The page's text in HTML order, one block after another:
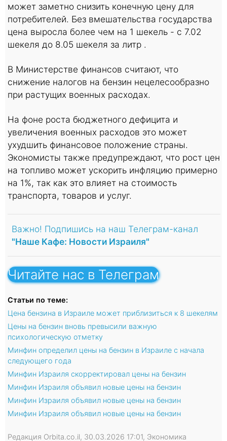
может заметно снизить конечную цену для
потребителей. Без вмешательства государства
цена выросла более чем на 1 шекель - с 7.02
шекеля до 8.05 шекеля за литр .
В Министерстве финансов считают, что
снижение налогов на бензин нецелесообразно
при растущих военных расходах.
На фоне роста бюджетного дефицита и
увеличения военных расходов это может
ухудшить финансовое положение страны.
Экономисты также предупреждают, что рост цен
на топливо может ускорить инфляцию примерно
на 1%, так как это влияет на стоимость
транспорта, товаров и услуг.
Важно! Подпишись на наш Телеграм-канал
"Наше Кафе: Новости Израиля"
Читайте нас в Телеграм
Статьи по теме:
Цена бензина в Израиле может приблизиться к 8 шекелям
Цены на бензин вновь превысили важную
психологическую отметку
Минфин определил цены на бензин в Израиле с начала
следующего года
Минфин Израиля скорректировал цены на бензин
Минфин Израиля объявил новые цены на бензин
Минфин Израиля объявил новые цены на бензин
Минфин Израиля объявил новые цены на бензин
Редакция Orbita.co.il, 30.03.2026 17:01, Экономика